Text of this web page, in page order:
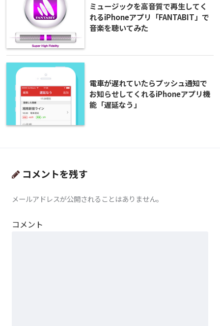
ミュージックを高音質で再生してく
れるiPhoneアプリ「FANTABIT」で
音楽を聴いてみた
電車が遅れていたらプッシュ通知で
お知らせしてくれるiPhoneアプリ機
能「遅延なう」
コメントを残す
メールアドレスが公開されることはありません。
コメント